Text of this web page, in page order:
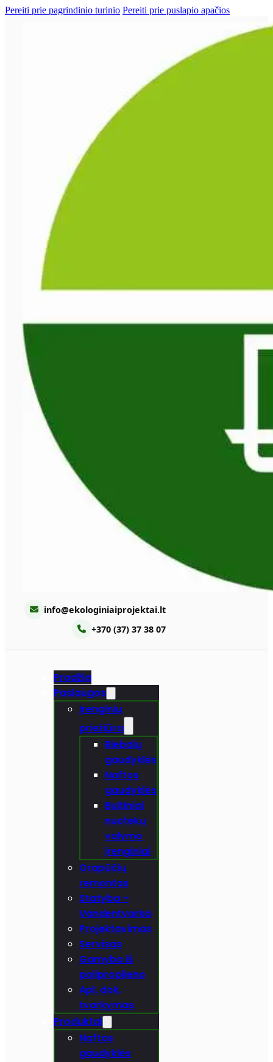
Pereiti prie pagrindinio turinio Pereiti prie puslapio apačios
info@ekologiniaiprojektai.lt
+370 (37) 37 38 07
Pradžia
Paslaugos
Įrenginių
priežiūra
Riebalų
gaudyklės
Naftos
gaudyklės
Buitiniai
nuotekų
valymo
įrenginiai
Orapūčių
remontas
Statyba –
Vandentvarka
Projektavimas
Servisas
Gamyba iš
polipropileno
Apl. dok.
tvarkymas
Produktai
Naftos
gaudyklės